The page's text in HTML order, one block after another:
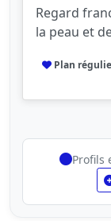
Regard
la peau et
Plan
Profils